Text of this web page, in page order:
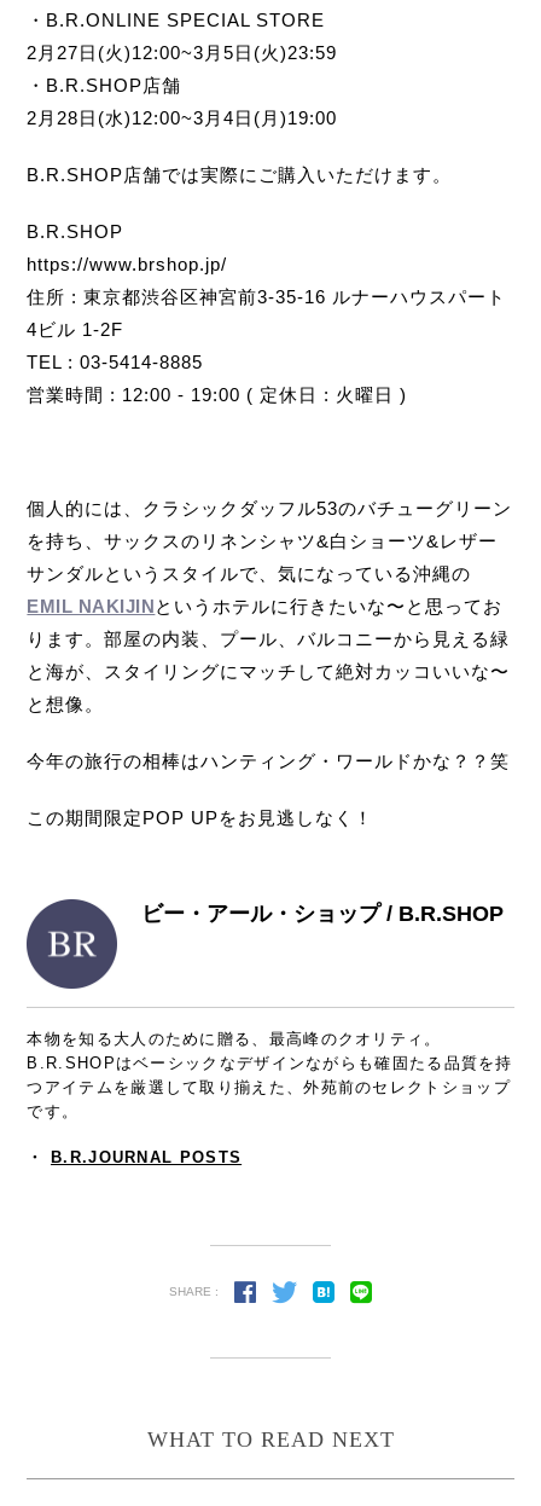
・B.R.ONLINE SPECIAL STORE
2月27日(火)12:00~3月5日(火)23:59
・B.R.SHOP店舗
2月28日(水)12:00~3月4日(月)19:00
B.R.SHOP店舗では実際にご購入いただけます。
B.R.SHOP
https://www.brshop.jp/
住所 : 東京都渋谷区神宮前3-35-16 ルナーハウスパート
4ビル 1-2F
TEL : 03-5414-8885
営業時間 : 12:00 - 19:00 ( 定休日 : 火曜日 )
個人的には、クラシックダッフル53のバチューグリーン
を持ち、サックスのリネンシャツ&白ショーツ&レザー
サンダルというスタイルで、気になっている沖縄の
EMIL NAKIJINというホテルに行きたいな〜と思ってお
ります。部屋の内装、プール、バルコニーから見える緑
と海が、スタイリングにマッチして絶対カッコいいな〜
と想像。
今年の旅行の相棒はハンティング・ワールドかな？？笑
この期間限定POP UPをお見逃しなく！
ビー・アール・ショップ / B.R.SHOP
本物を知る大人のために贈る、最高峰のクオリティ。
B.R.SHOPはベーシックなデザインながらも確固たる品質を持
つアイテムを厳選して取り揃えた、外苑前のセレクトショップ
です。
・ B.R.JOURNAL POSTS
SHARE :
WHAT TO READ NEXT